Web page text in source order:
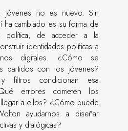
jóvenes no es nuevo. Sin
cambiado es su forma de
política, de acceder a la
identidades políticas a
digitales. ¿Cómo se
partidos con los jóvenes?
filtros condicionan esa
errores cometen los
a ellos? ¿Cómo puede
ayudarnos a diseñar
y dialógicas?